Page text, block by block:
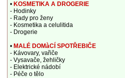
• KOSMETIKA A DROGERIE
- Hodinky
- Rady pro ženy
- Kosmetika a celulitida
- Drogerie
• MALÉ DOMàCÍ SPOTŘEBIČE
- Kávovary, vařiče
- Vysavače, žehličky
- Elektrické nádobí
- Péče o tělo